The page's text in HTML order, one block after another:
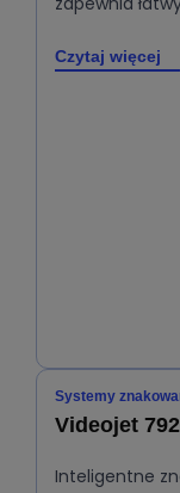
Czytaj więcej
Systemy
Videojet
Inteligentne